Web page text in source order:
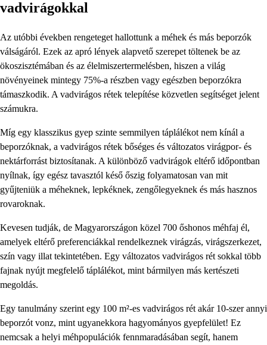
vadvirágokkal
Az utóbbi években rengeteget hallottunk a méhek és más beporzók
válságáról. Ezek az apró lények alapvető szerepet töltenek be az
ökoszisztémában és az élelmiszertermelésben, hiszen a világ
növényeinek mintegy 75%-a részben vagy egészben beporzókra
támaszkodik. A vadvirágos rétek telepítése közvetlen segítséget jelent
számukra.
Míg egy klasszikus gyep szinte semmilyen táplálékot nem kínál a
beporzóknak, a vadvirágos rétek bőséges és változatos virágpor- és
nektárforrást biztosítanak. A különböző vadvirágok eltérő időpontban
nyílnak, így egész tavasztól késő őszig folyamatosan van mit
gyűjteniük a méheknek, lepkéknek, zengőlegyeknek és más hasznos
rovaroknak.
Kevesen tudják, de Magyarországon közel 700 őshonos méhfaj él,
amelyek eltérő preferenciákkal rendelkeznek virágzás, virágszerkezet,
szín vagy illat tekintetében. Egy változatos vadvirágos rét sokkal több
fajnak nyújt megfelelő táplálékot, mint bármilyen más kertészeti
megoldás.
Egy tanulmány szerint egy 100 m²-es vadvirágos rét akár 10-szer annyi
beporzót vonz, mint ugyanekkora hagyományos gyepfelület! Ez
nemcsak a helyi méhpopulációk fennmaradásában segít, hanem